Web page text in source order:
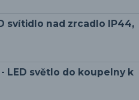
svítidlo nad zrcadlo IP44,
- LED světlo do koupelny k